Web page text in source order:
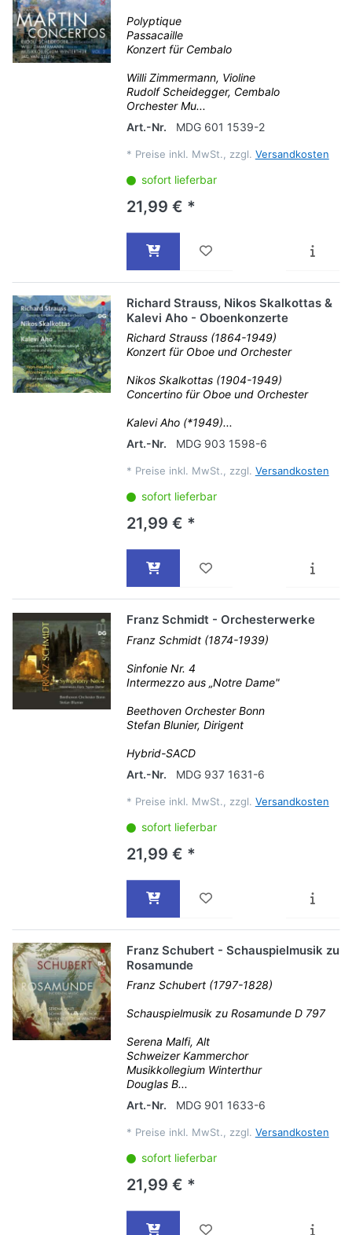
Polyptique
Passacaille
Konzert für Cembalo
Willi Zimmermann, Violine
Rudolf Scheidegger, Cembalo
Orchester Mu...
Art.-Nr.
MDG 601 1539-2
* Preise inkl. MwSt., zzgl. Versandkosten
sofort lieferbar
21,99 € *
Richard Strauss, Nikos Skalkottas &
Kalevi Aho - Oboenkonzerte
Richard Strauss (1864-1949)
Konzert für Oboe und Orchester
Nikos Skalkottas (1904-1949)
Concertino für Oboe und Orchester
Kalevi Aho (*1949)...
Art.-Nr.
MDG 903 1598-6
* Preise inkl. MwSt., zzgl. Versandkosten
sofort lieferbar
21,99 € *
Franz Schmidt - Orchesterwerke
Franz Schmidt (1874-1939)
Sinfonie Nr. 4
Intermezzo aus „Notre Dame"
Beethoven Orchester Bonn
Stefan Blunier, Dirigent
Hybrid-SACD
Art.-Nr.
MDG 937 1631-6
* Preise inkl. MwSt., zzgl. Versandkosten
sofort lieferbar
21,99 € *
Franz Schubert - Schauspielmusik zu
Rosamunde
Franz Schubert (1797-1828)
Schauspielmusik zu Rosamunde D 797
Serena Malfi, Alt
Schweizer Kammerchor
Musikkollegium Winterthur
Douglas B...
Art.-Nr.
MDG 901 1633-6
* Preise inkl. MwSt., zzgl. Versandkosten
sofort lieferbar
21,99 € *